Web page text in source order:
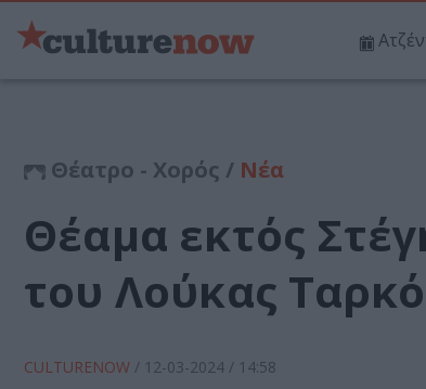
Θέατρο - Χορός / Νέα
Θέαμα εκτός
του Λούκας
CULTURENOW / 12-03-2024 / 14:58